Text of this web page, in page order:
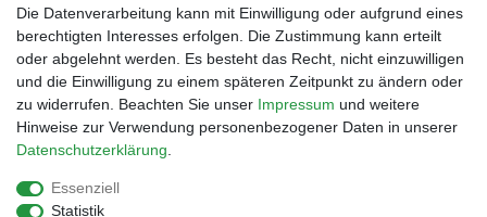
Impressum
Die Datenverarbeitung kann mit Einwilligung oder aufgrund eines
berechtigten Interesses erfolgen. Die Zustimmung kann erteilt
oder abgelehnt werden. Es besteht das Recht, nicht einzuwilligen
und die Einwilligung zu einem späteren Zeitpunkt zu ändern oder
zu widerrufen. Beachten Sie unser Impressum und weitere
Hinweise zur Verwendung personenbezogener Daten in unserer
Daten­schutz­erklärung
Essenziell
Statistik